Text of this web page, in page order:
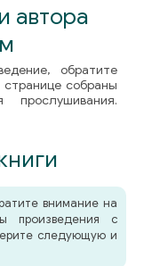
автора
обратите
странице собраны
внимание на
произведения с
следующую и